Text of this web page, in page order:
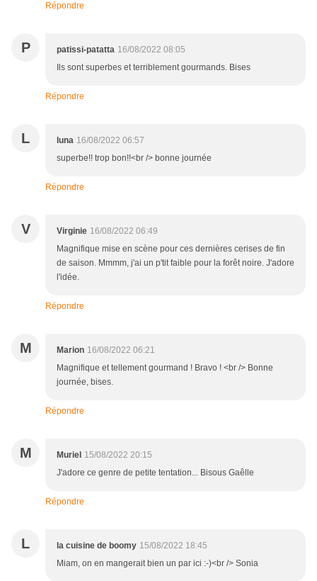
Répondre
P patissi-patatta 16/08/2022 08:05
Ils sont superbes et terriblement gourmands. Bises
Répondre
L luna 16/08/2022 06:57
superbe!! trop bon!!<br /> bonne journée
Répondre
V Virginie 16/08/2022 06:49
Magnifique mise en scène pour ces dernières cerises de fin
de saison. Mmmm, j'ai un p'tit faible pour la forêt noire. J'adore
l'idée.
Répondre
M Marion 16/08/2022 06:21
Magnifique et tellement gourmand ! Bravo ! <br /> Bonne
journée, bises.
Répondre
M Muriel 15/08/2022 20:15
J'adore ce genre de petite tentation... Bisous Gaêlle
Répondre
L la cuisine de boomy 15/08/2022 18:45
Miam, on en mangerait bien un par ici :-)<br /> Sonia